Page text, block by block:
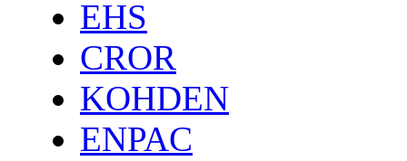
EHS
CROR
KOHDEN
ENPAC